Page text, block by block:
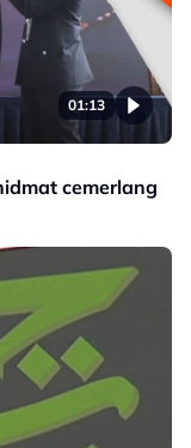
01:13
cemerlang